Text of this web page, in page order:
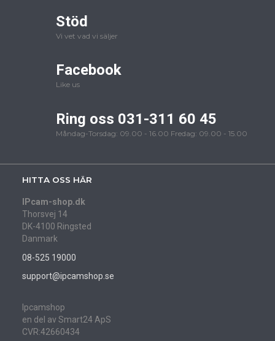
Stöd
Vi vet vad vi säljer
Facebook
Like us
Ring oss 031-311 60 45
Måndag-Torsdag: 09.00 - 16.00 Fredag: 09.00 - 15.00
HITTA OSS HÄR
IPcam-shop.dk
Thorsvej 14
DK-4100 Ringsted
Danmark
08-525 19000
support@ipcamshop.se
Ipcamshop
en del av Smart24 ApS
CVR:42660434